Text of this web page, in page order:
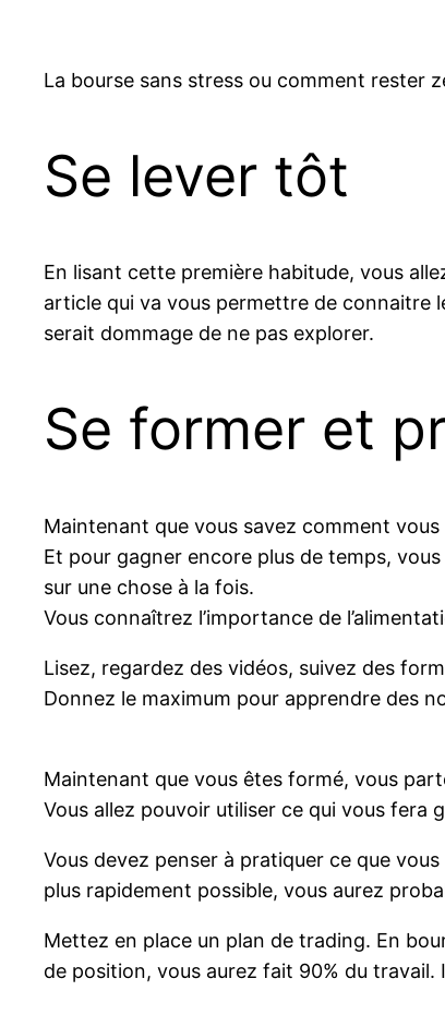
La bourse sans stress ou comment rester
Se lever tôt
En lisant cette première habitude, vous
article qui va vous permettre de connaitre
serait dommage de ne pas explorer.
Se former et
Maintenant que vous savez comment
Et pour gagner encore plus de temps,
sur une chose à la fois.
Vous connaîtrez l’importance de
Lisez, regardez des vidéos, suivez des
Donnez le maximum pour apprendre des
Maintenant que vous êtes formé, vous
Vous allez pouvoir utiliser ce qui vous fera
Vous devez penser à pratiquer ce que
plus rapidement possible, vous aurez
Mettez en place un plan de trading. En
de position, vous aurez fait 90% du travail.